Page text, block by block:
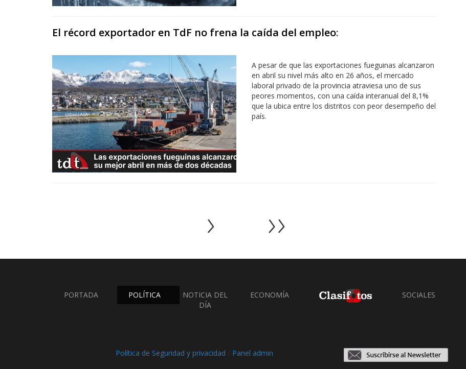
El récord exportador en TdF no frena la caída del empleo:
A pesar de que las exportaciones fueguinas alcanzaron
en abril su nivel más alto en 26 años, el mercado
laboral privado de la provincia atraviesa uno de sus
peores momentos, con una caída interanual del 8,1%
que la ubica entre los distritos con peor desempeño del
país.
PORTADA POLÍTICA
NOTICIA DEL
DÍA
ECONOMÍA SOCIALES
Política de Seguridad y privacidad Panel admin